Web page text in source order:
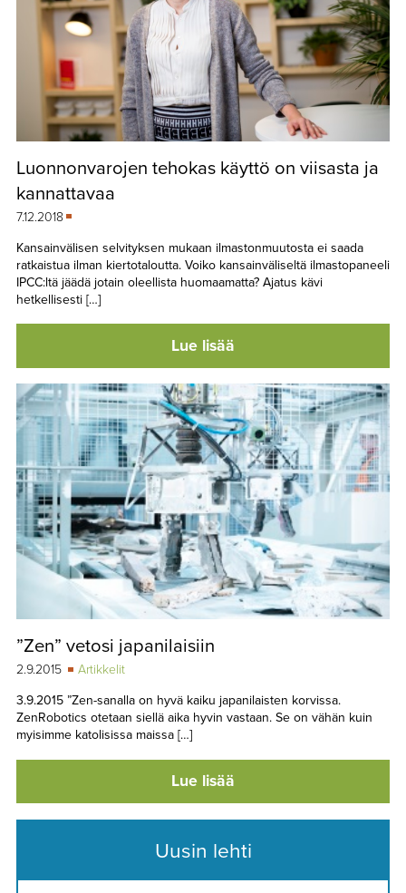
Luonnonvarojen tehokas käyttö on viisasta ja
kannattavaa
7.12.2018
Kansainvälisen selvityksen mukaan ilmastonmuutosta ei saada
ratkaistua ilman kiertotaloutta. Voiko kansainväliseltä ilmastopaneeli
IPCC:ltä jäädä jotain oleellista huomaamatta? Ajatus kävi
hetkellisesti […]
Lue lisää
”Zen” vetosi japanilaisiin
2.9.2015
Artikkelit
3.9.2015 ”Zen-sanalla on hyvä kaiku japanilaisten korvissa.
ZenRobotics otetaan siellä aika hyvin vastaan. Se on vähän kuin
myisimme katolisissa maissa […]
Lue lisää
Uusin lehti